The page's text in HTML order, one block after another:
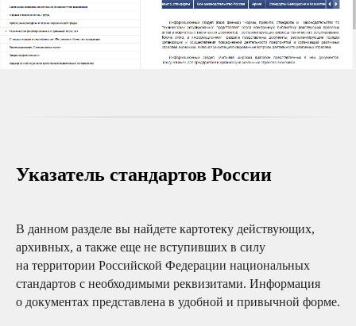
Указатель стандартов России
В данном разделе вы найдете картотеку действующих,
архивных, а также еще не вступивших в силу
на территории Российской Федерации национальных
стандартов с необходимыми реквизитами. Информация
о документах представлена в удобной и привычной форме.